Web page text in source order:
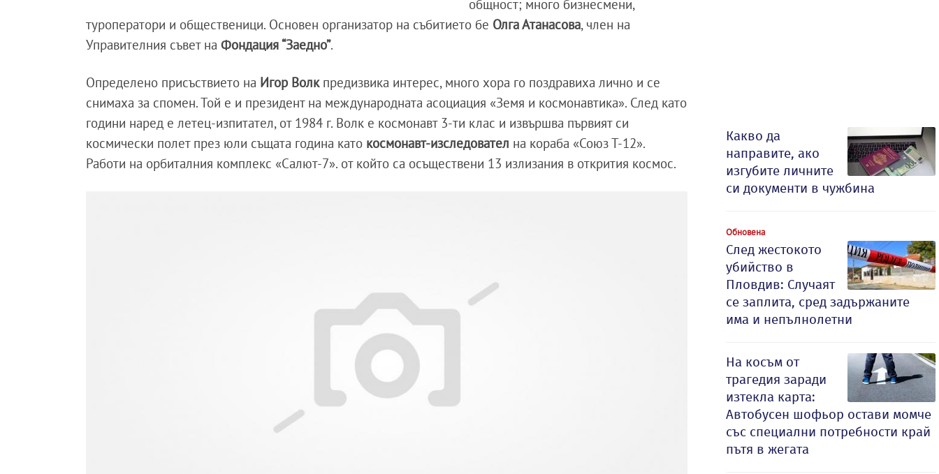
общност; много бизнесмени,
туроператори и общественици. Основен организатор на събитието бе Олга Атанасова, член на
Управителния съвет наФондация “Заедно”.
Определено присъствието на Игор Волкпредизвика интерес, много хора го поздравиха лично и се
снимаха за спомен. Той е и президент на международната асоциация «Земя и космонавтика». След като
години наред е летец-изпитател, от 1984 г. Волк е космонавт 3-ти клас и извършва първият си
космически полет през юли същата година като космонавт-изследовател на кораба «Союз Т-12».
Работи на орбиталния комплекс «Салют-7». от който са осъществени 13 излизания в открития космос.
Какво да
направите, ако
изгубите личните
си документи в чужбина
Обновена
След жестокото
убийство в
Пловдив: Случаят
се заплита, сред задържаните
има и непълнолетни
На косъм от
трагедия заради
изтекла карта:
Автобусен шофьор остави момче
със специални потребности край
пътя в жегата